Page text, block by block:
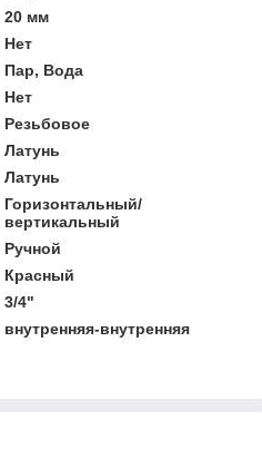
20 мм
Нет
Пар, Вода
Нет
Резьбовое
Латунь
Латунь
Горизонтальный/
вертикальный
Ручной
Красный
3/4"
внутренняя-внутренняя